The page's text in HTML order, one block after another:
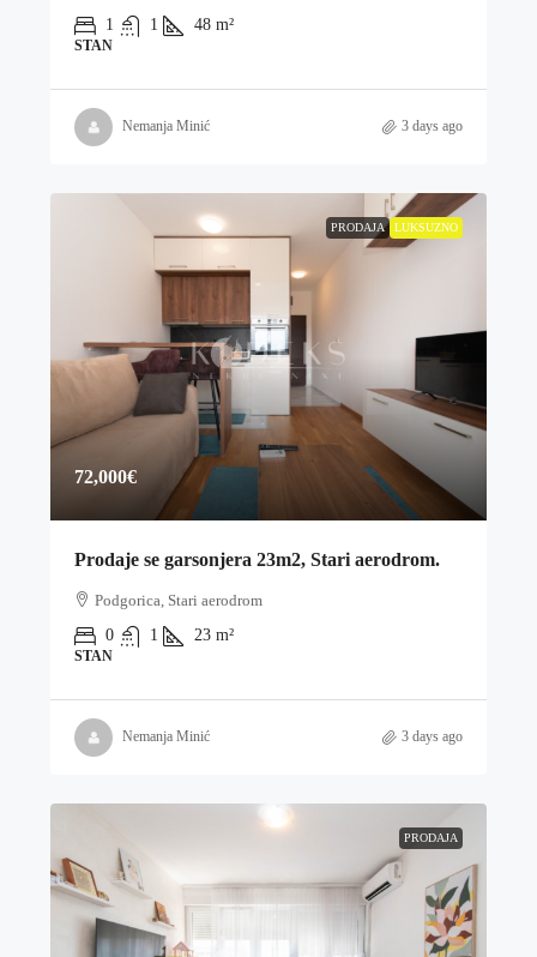
1
1 48 m²
STAN
Nemanja Minić 3 days ago
PRODAJA LUKSUZNO
72,000€
Prodaje se garsonjera 23m2, Stari aerodrom.
Podgorica, Stari aerodrom
0
1 23 m²
STAN
Nemanja Minić 3 days ago
PRODAJA